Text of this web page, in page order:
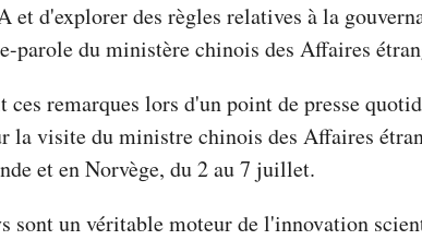
et d'explorer des règles relatives à la
parole du ministère chinois des Affaires
remarques lors d'un point de presse
la visite du ministre chinois des Affaires
et en Norvège, du 2 au 7 juillet.
sont un véritable moteur de l'innovation